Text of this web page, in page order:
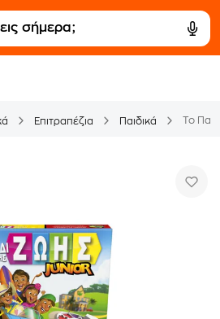
Επιτραπέζια Παιδικά Το